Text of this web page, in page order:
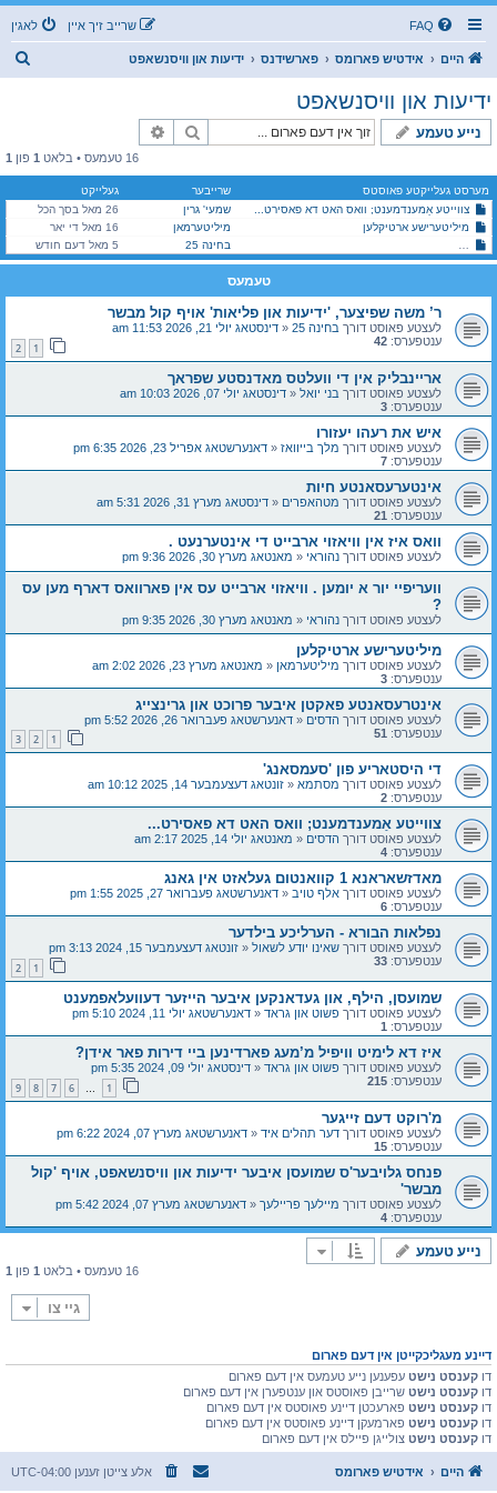
FAQ לאגין שרייב זיך איין
היים אידטיש פארומס פארשידנס ידיעות און וויסנשאפט
ידיעות און וויסנשאפט
נייע טעמע זוך
16 טעמעס • בלאט 1 פון 1
מערסט געלייקטע פאוסטס שרייבער
געלייקט
צווייטע אַמענדמענט; וואס האט דא פאסירט...
שמעי' גרין
26 מאל בסך הכל
מיליטערישע ארטיקלען
מיליטערמאן
16 מאל די יאר
ר’ משה שפיצער, 'ידיעות און פליאות' אויף קול מבשרבחינה 25 5 מאל דעם חודש
טעמעס
ר’ משה שפיצער, 'ידיעות און פליאות' אויף קול מבשר
לעצטע פאוסט דורך בחינה 25 « דינסטאג יולי 21, 2026 11:53 am
ענטפערס: 42
1
2
אריינבליק אין די וועלטס מאדנסטע שפראך
לעצטע פאוסט דורך בני יואל « דינסטאג יולי 07, 2026 10:03 am
ענטפערס: 3
איש את רעהו יעזורו
לעצטע פאוסט דורך מלך בייוואז « דאנערשטאג אפריל 23, 2026 6:35 pm
ענטפערס: 7
אינטערעסאנטע חיות
לעצטע פאוסט דורך מטהאפרים « דינסטאג מערץ 31, 2026 5:31 am
ענטפערס: 21
וואס איז אין וויאזוי ארבייט די אינטערנעט .
לעצטע פאוסט דורך נהוראי « מאנטאג מערץ 30, 2026 9:36 pm
וועריפיי יור א יומען . וויאזוי ארבייט עס אין פארוואס דארף מען עס
?
לעצטע פאוסט דורך נהוראי « מאנטאג מערץ 30, 2026 9:35 pm
מיליטערישע ארטיקלען
לעצטע פאוסט דורך מיליטערמאן « מאנטאג מערץ 23, 2026 2:02 am
ענטפערס: 3
אינטרעסאנטע פאקטן איבער פרוכט און גרינצייג
לעצטע פאוסט דורך הדסים « דאנערשטאג פעברואר 26, 2026 5:52 pm
ענטפערס: 51
1
2
3
די היסטאריע פון 'סעמסאנג'
לעצטע פאוסט דורך מסתמא « זונטאג דעצעמבער 14, 2025 10:12 am
ענטפערס: 2
צווייטע אַמענדמענט; וואס האט דא פאסירט...
לעצטע פאוסט דורך הדסים « מאנטאג יולי 14, 2025 2:17 am
ענטפערס: 4
מאדזשאראנא 1 קוואנטום געלאזט אין גאנג
לעצטע פאוסט דורך אלף טויב « דאנערשטאג פעברואר 27, 2025 1:55 pm
ענטפערס: 6
נפלאות הבורא - הערליכע בילדער
לעצטע פאוסט דורך שאינו יודע לשאול « זונטאג דעצעמבער 15, 2024 3:13 pm
ענטפערס: 33
1
2
שמועסן, הילף, און געדאנקען איבער הייזער דעוועלאפמענט
לעצטע פאוסט דורך פשוט און גראד « דאנערשטאג יולי 11, 2024 5:10 pm
ענטפערס: 1
איז דא לימיט וויפיל מ’מעג פארדינען ביי דירות פאר אידן?
לעצטע פאוסט דורך פשוט און גראד « דינסטאג יולי 09, 2024 5:35 pm
ענטפערס: 215
1
…
6
7
8
9
מ'רוקט דעם זייגער
לעצטע פאוסט דורך דער תהלים איד « דאנערשטאג מערץ 07, 2024 6:22 pm
ענטפערס: 15
פנחס גלויבער'ס שמועסן איבער ידיעות און וויסנשאפט, אויף 'קול
מבשר'
לעצטע פאוסט דורך מיילעך פריילעך « דאנערשטאג מערץ 07, 2024 5:42 pm
ענטפערס: 4
נייע טעמע
16 טעמעס • בלאט 1 פון 1
גיי צו
דיינע מעגליכקייטן אין דעם פארום
דו קענסט נישט עפענען נייע טעמעס אין דעם פארום
דו קענסט נישט שרייבן פאוסטס און ענטפערן אין דעם פארום
דו קענסט נישט פארעכטן דיינע פאוסטס אין דעם פארום
דו קענסט נישט פארמעקן דיינע פאוסטס אין דעם פארום
דו קענסט נישט צולייגן פיילס אין דעם פארום
היים אידטיש פארומס אלע צייטן זענען UTC-04:00